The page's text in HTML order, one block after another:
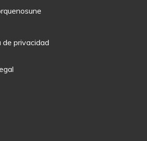
de privacidad